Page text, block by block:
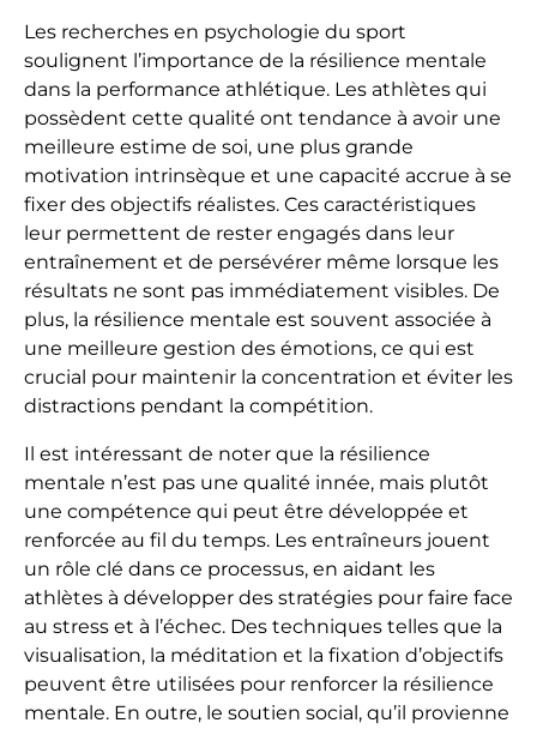
Les recherches en psychologie du sport
soulignent l’importance de la résilience mentale
dans la performance athlétique. Les athlètes qui
possèdent cette qualité ont tendance à avoir une
meilleure estime de soi, une plus grande
motivation intrinsèque et une capacité accrue à se
fixer des objectifs réalistes. Ces caractéristiques
leur permettent de rester engagés dans leur
entraînement et de persévérer même lorsque les
résultats ne sont pas immédiatement visibles. De
plus, la résilience mentale est souvent associée à
une meilleure gestion des émotions, ce qui est
crucial pour maintenir la concentration et éviter les
distractions pendant la compétition.
Il est intéressant de noter que la résilience
mentale n’est pas une qualité innée, mais plutôt
une compétence qui peut être développée et
renforcée au fil du temps. Les entraîneurs jouent
un rôle clé dans ce processus, en aidant les
athlètes à développer des stratégies pour faire face
au stress et à l’échec. Des techniques telles que la
visualisation, la méditation et la fixation d’objectifs
peuvent être utilisées pour renforcer la résilience
mentale. En outre, le soutien social, qu’il provienne